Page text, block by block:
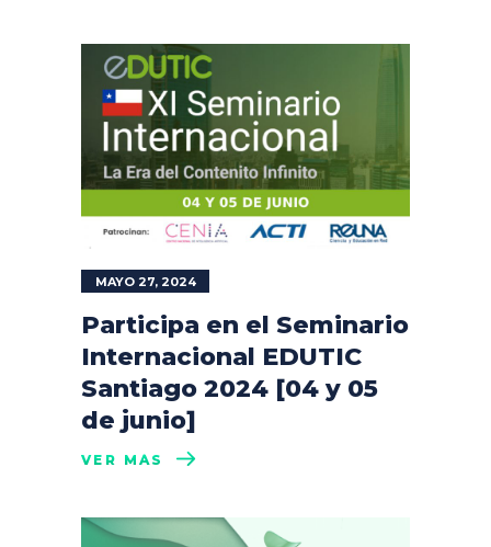
MAYO 27, 2024
Participa en el Seminario
Internacional EDUTIC
Santiago 2024 [04 y 05
de junio]
VER MÁS